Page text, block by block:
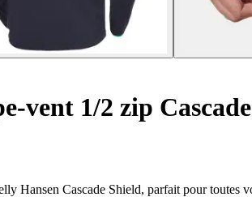
vent 1/2 zip
Hansen Cascade Shield, parfait pour toutes